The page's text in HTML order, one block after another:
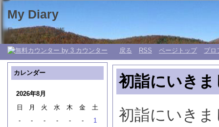
My Diary
日々の生活 My 日記帳。
戻る RSS ページトップ プロ
初詣にいきま
初詣にいきま
カレンダー
2026年8月
日
月 火 水 木 金
土
-
- - - - -
1